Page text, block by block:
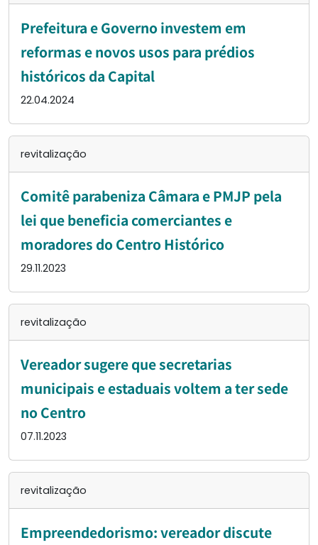
Prefeitura e Governo investem em
reformas e novos usos para prédios
históricos da Capital
22.04.2024
revitalização
Comitê parabeniza Câmara e PMJP pela
lei que beneficia comerciantes e
moradores do Centro Histórico
29.11.2023
revitalização
Vereador sugere que secretarias
municipais e estaduais voltem a ter sede
no Centro
07.11.2023
revitalização
Empreendedorismo: vereador discute